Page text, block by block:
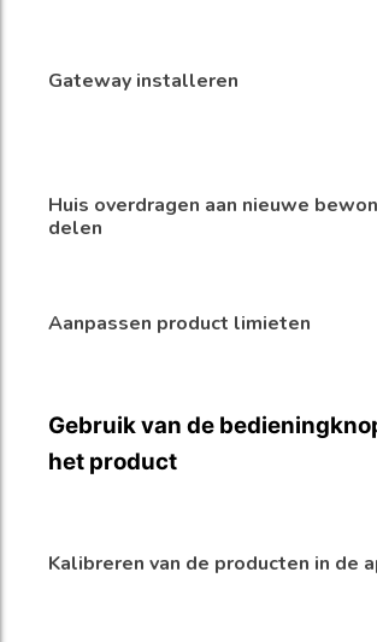
Gateway installeren
Huis overdragen aan nieuwe
delen
Aanpassen product limieten
Gebruik van de
het product
Kalibreren van de producten in de